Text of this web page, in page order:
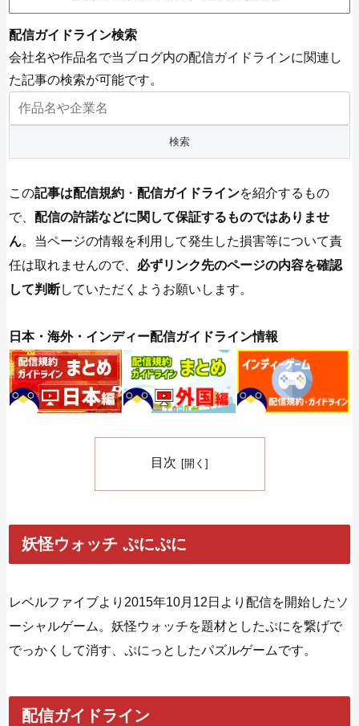
配信ガイドライン検索
会社名や作品名で当ブログ内の配信ガイドラインに関連し
た記事の検索が可能です。
この記事は配信規約 ・配信ガイドラインを紹介するもの
で、配信の許諾などに関して保証するものではありませ
ん。当ページの情報を利用して発生した損害等について責
任は取れませんので、 必ずリンク先のページの内容を確認
して判断していただくようお願いします。
日本・海外・インディー配信ガイドライン情報
目次
妖怪ウォッチ ぷにぷに
レベルファイブより2015年10月12日より配信を開始したソ
ーシャルゲーム。妖怪ウォッチを題材としたぷにを繋げで
でっかくして消す、ぷにっとしたパズルゲームです。
配信ガイドライン